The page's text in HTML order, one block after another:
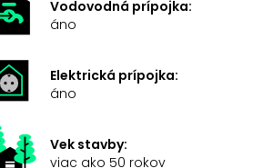
Vodovodná prípojka:
áno
Elektrická prípojka:
áno
Vek stavby:
viac ako 50 rokov